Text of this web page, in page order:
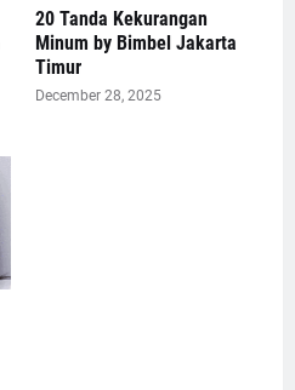
20 Tanda Kekurangan
Minum by Bimbel Jakarta
Timur
December 28, 2025